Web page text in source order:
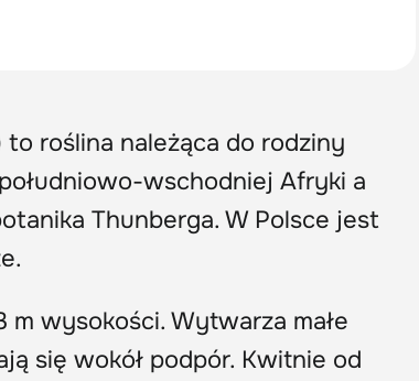
to roślina należąca do rodziny
wschodniej Afryki a
Thunberga. W Polsce jest
wysokości. Wytwarza małe
się wokół podpór. Kwitnie od